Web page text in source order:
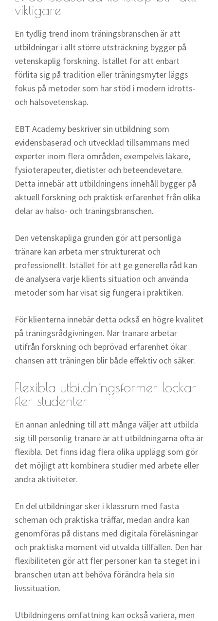
viktigare
En tydlig trend inom träningsbranschen är att
utbildningar i allt större utsträckning bygger på
vetenskaplig forskning. Istället för att enbart
förlita sig på tradition eller träningsmyter läggs
fokus på metoder som har stöd i modern idrotts-
och hälsovetenskap.
EBT Academy beskriver sin utbildning som
evidensbaserad och utvecklad tillsammans med
experter inom flera områden, exempelvis läkare,
fysioterapeuter, dietister och beteendevetare.
Detta innebär att utbildningens innehåll bygger på
aktuell forskning och praktisk erfarenhet från olika
delar av hälso- och träningsbranschen.
Den vetenskapliga grunden gör att personliga
tränare kan arbeta mer strukturerat och
professionellt. Istället för att ge generella råd kan
de analysera varje klients situation och använda
metoder som har visat sig fungera i praktiken.
För klienterna innebär detta också en högre kvalitet
på träningsrådgivningen. När tränare arbetar
utifrån forskning och beprövad erfarenhet ökar
chansen att träningen blir både effektiv och säker.
Flexibla utbildningsformer lockar
fler studenter
En annan anledning till att många väljer att utbilda
sig till personlig tränare är att utbildningarna ofta är
flexibla. Det finns idag flera olika upplägg som gör
det möjligt att kombinera studier med arbete eller
andra aktiviteter.
En del utbildningar sker i klassrum med fasta
scheman och praktiska träffar, medan andra kan
genomföras på distans med digitala föreläsningar
och praktiska moment vid utvalda tillfällen. Den här
flexibiliteten gör att fler personer kan ta steget in i
branschen utan att behöva förändra hela sin
livssituation.
Utbildningens omfattning kan också variera, men